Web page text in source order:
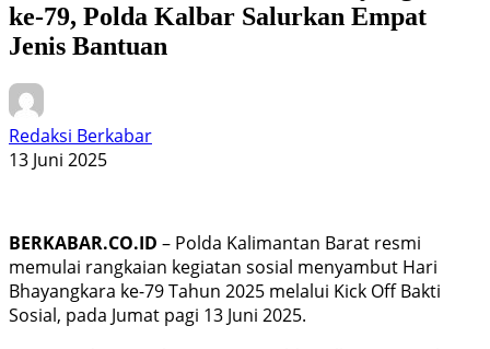
ke-79, Polda Kalbar Salurkan Empat
Jenis Bantuan
Redaksi Berkabar
13 Juni 2025
BERKABAR.CO.ID – Polda Kalimantan Barat resmi
memulai rangkaian kegiatan sosial menyambut Hari
Bhayangkara ke-79 Tahun 2025 melalui Kick Off Bakti
Sosial, pada Jumat pagi 13 Juni 2025.